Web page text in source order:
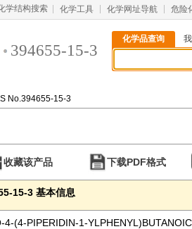
学结构搜索 化学工具 化学网址导航 危险
394655-15-3
化学品查询
No.394655-15-3
收藏该产品 下载PDF格式
15-3 基本信息
4-(4-PIPERIDIN-1-